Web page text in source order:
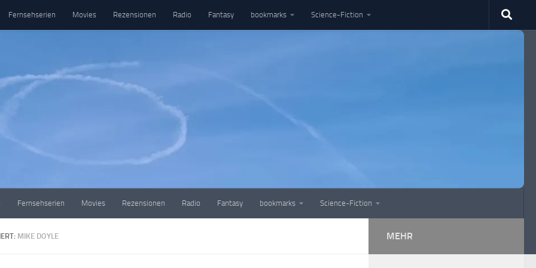
Fernsehserien Movies Rezensionen Radio Fantasy bookmarks Science-Fiction
Fernsehserien Movies Rezensionen Radio Fantasy bookmarks Science-Fiction
MIKE DOYLE MEHR